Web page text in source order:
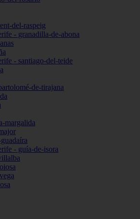
del-raspeig
- granadilla-de-abona
- santiago-del-teide
de-tirajana
margalida
- guía-de-isora